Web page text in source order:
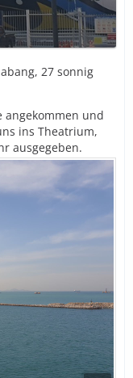
27 sonnig
angekommen und
ins Theatrium,
ausgegeben.